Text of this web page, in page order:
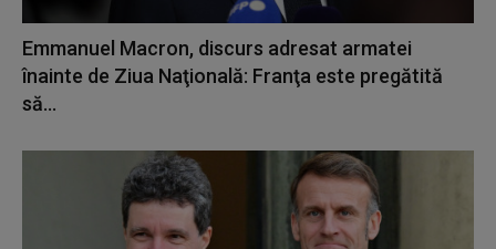
Emmanuel Macron, discurs adresat armatei
înainte de Ziua Naţională: Franţa este pregătită
să...